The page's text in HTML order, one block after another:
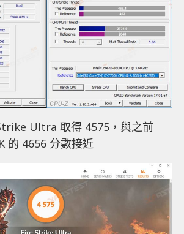
Ultra 取得 4575，與之前
的 4656 分數接近